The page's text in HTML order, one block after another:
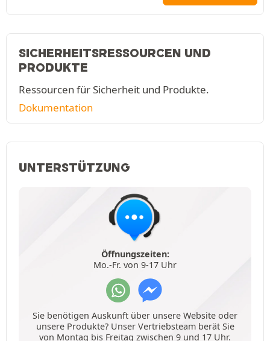
SICHERHEITSRESSOURCEN UND
PRODUKTE
Ressourcen für Sicherheit und Produkte.
Dokumentation
UNTERSTÜTZUNG
Öffnungszeiten:
Mo.-Fr. von 9-17 Uhr
Sie benötigen Auskunft über unsere Website oder
unsere Produkte? Unser Vertriebsteam berät Sie
von Montag bis Freitag zwischen 9 und 17 Uhr.